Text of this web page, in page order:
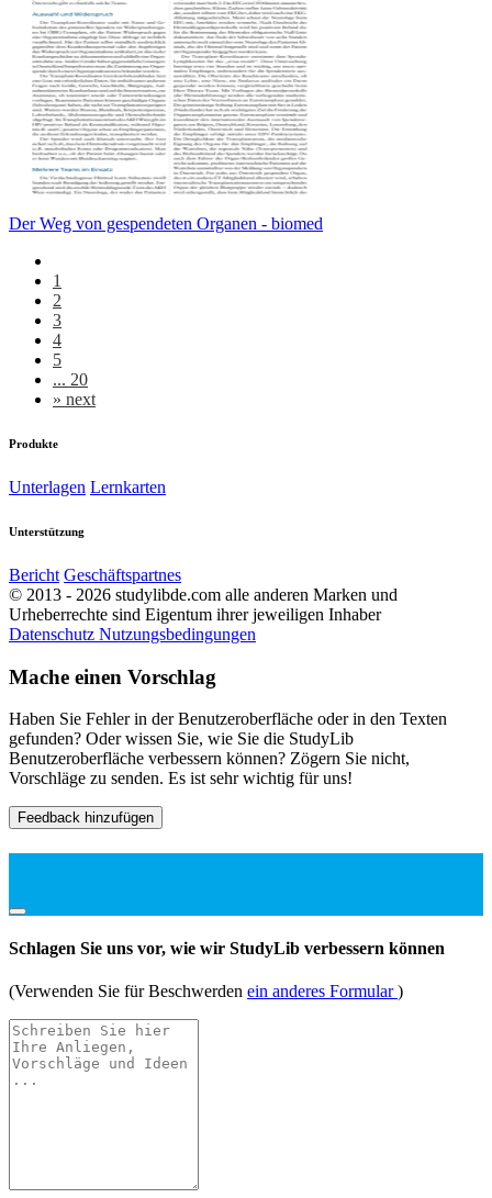
Der Weg von gespendeten Organen - biomed
1
2
3
4
5
... 20
» next
Produkte
Unterlagen Lernkarten
Unterstützung
Bericht Geschäftspartnes
© 2013 - 2026 studylibde.com alle anderen Marken und
Urheberrechte sind Eigentum ihrer jeweiligen Inhaber
Datenschutz Nutzungsbedingungen
Mache einen Vorschlag
Haben Sie Fehler in der Benutzeroberfläche oder in den Texten
gefunden? Oder wissen Sie, wie Sie die StudyLib
Benutzeroberfläche verbessern können? Zögern Sie nicht,
Vorschläge zu senden. Es ist sehr wichtig für uns!
Feedback hinzufügen
Schlagen Sie uns vor, wie wir StudyLib verbessern können
(Verwenden Sie für Beschwerden ein anderes Formular)